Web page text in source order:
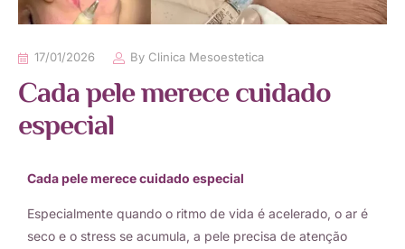
17/01/2026 By Clinica Mesoestetica
Cada pele merece cuidado
especial
Cada pele merece cuidado especial
Especialmente quando o ritmo de vida é acelerado, o ar é
seco e o stress se acumula, a pele precisa de atenção